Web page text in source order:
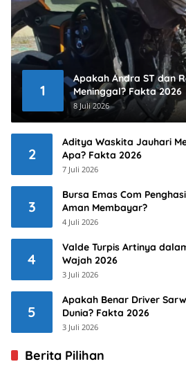
1
Apakah Andra ST dan
Meninggal? Fakta 2026
8 Juli 2026
2
Aditya Waskita Jauhari
Apa? Fakta 2026
7 Juli 2026
3
Bursa Emas Com
Aman Membayar?
4 Juli 2026
4
Valde Turpis Artinya
Wajah 2026
3 Juli 2026
5
Apakah Benar Driver
Dunia? Fakta 2026
3 Juli 2026
Berita Pilihan